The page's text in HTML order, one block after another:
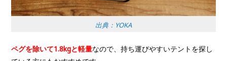
出典：YOKA
ペグを除いて1.8kgと軽量なので、持ち運びやすいテントを探し